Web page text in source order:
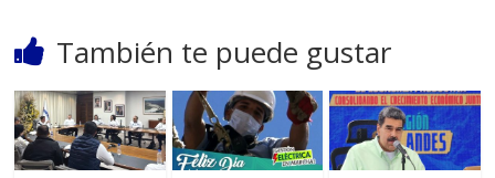
También te puede gustar